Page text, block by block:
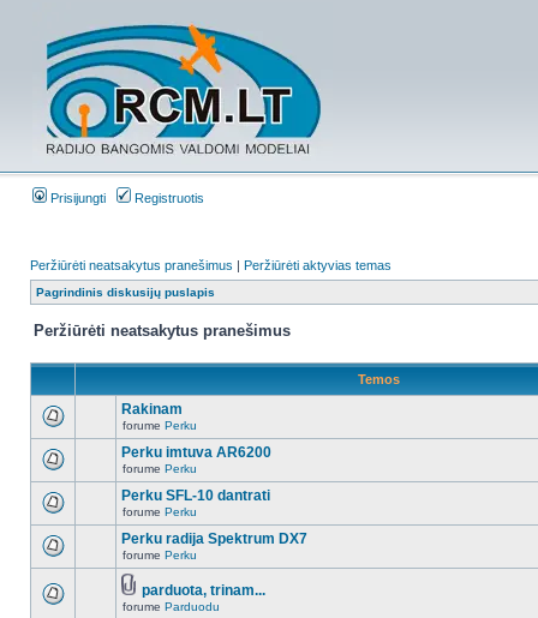
Prisijungti Registruotis
Peržiūrėti neatsakytus pranešimus | Peržiūrėti aktyvias temas
Pagrindinis diskusijų puslapis
Peržiūrėti neatsakytus pranešimus
Temos
Rakinam
forume Perku
Perku imtuva AR6200
forume Perku
Perku SFL-10 dantrati
forume Perku
Perku radija Spektrum DX7
forume Perku
parduota, trinam...
forume Parduodu